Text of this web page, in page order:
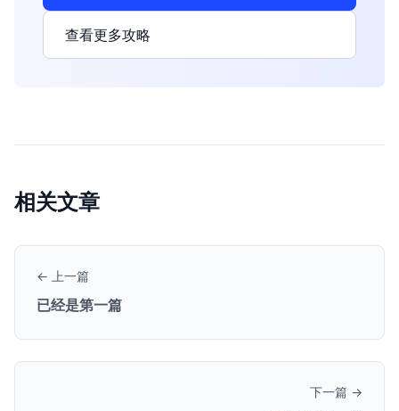
查看更多攻略
相关文章
← 上一篇
已经是第一篇
下一篇 →